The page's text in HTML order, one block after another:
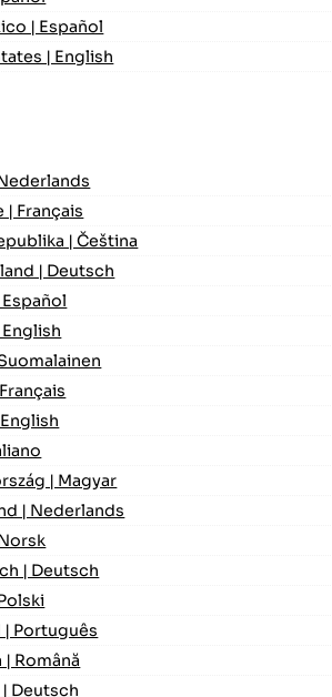
| Español
| English
| Français
| Čeština
| Deutsch
Español
| Magyar
| Nederlands
| Deutsch
| Português
| Română
Deutsch